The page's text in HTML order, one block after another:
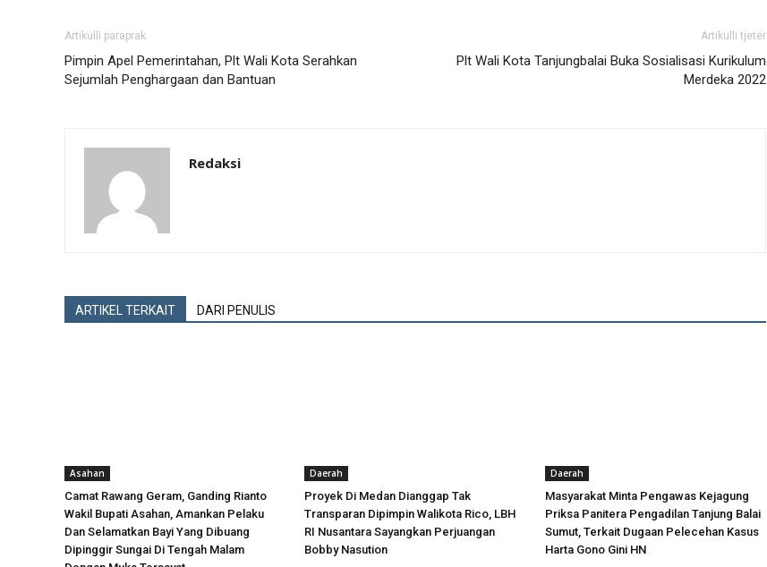
Artikulli paraprak
Pimpin Apel Pemerintahan, Plt Wali Kota Serahkan
Sejumlah Penghargaan dan Bantuan
Artikulli tjetër
Plt Wali Kota Tanjungbalai Buka Sosialisasi Kurikulum
Merdeka 2022
Redaksi
ARTIKEL TERKAIT DARI PENULIS
Asahan
Camat Rawang Geram, Ganding Rianto
Wakil Bupati Asahan, Amankan Pelaku
Dan Selamatkan Bayi Yang Dibuang
Dipinggir Sungai Di Tengah Malam
Daerah
Proyek Di Medan Dianggap Tak
Transparan Dipimpin Walikota Rico, LBH
RI Nusantara Sayangkan Perjuangan
Bobby Nasution
Daerah
Masyarakat Minta Pengawas Kejagung
Priksa Panitera Pengadilan Tanjung Balai
Sumut, Terkait Dugaan Pelecehan Kasus
Harta Gono Gini HN